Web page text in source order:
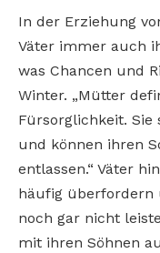
In der Erziehung
Väter immer auch
was Chancen und
Winter. „Mütter
Fürsorglichkeit.
und können ihren
entlassen.“ Väter
häufig überfordern
noch gar nicht
mit ihren Söhnen